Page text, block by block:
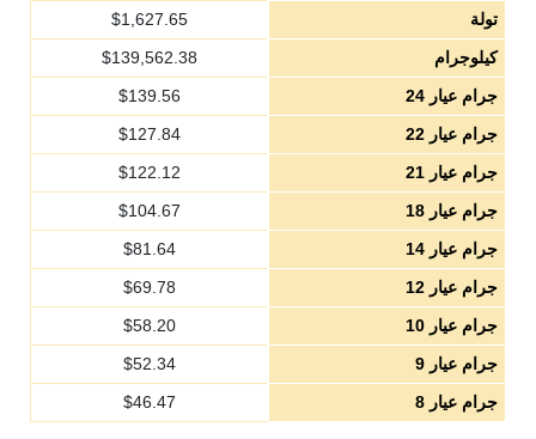
تولة
$1,627.65
كيلوجرام
$139,562.38
جرام عيار 24
$139.56
جرام عيار 22
$127.84
جرام عيار 21
$122.12
جرام عيار 18
$104.67
جرام عيار 14
$81.64
جرام عيار 12
$69.78
جرام عيار 10
$58.20
جرام عيار 9
$52.34
جرام عيار 8
$46.47